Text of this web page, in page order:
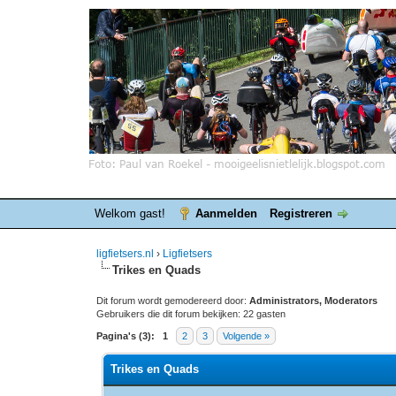
Welkom gast! Aanmelden Registreren
ligfietsers.nl › Ligfietsers
Trikes en Quads
Dit forum wordt gemodereerd door:Administrators, Moderators
Gebruikers die dit forum bekijken: 22 gasten
Pagina's (3): 1 2 3 Volgende »
Trikes en Quads